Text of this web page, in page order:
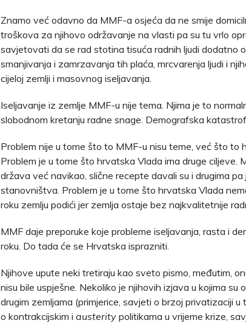
Znamo već odavno da MMF-a osjeća da ne smije
troškova za njihovo održavanje na vlasti pa su tu vrlo
savjetovati da se rad stotina tisuća radnih ljudi dodatno
smanjivanja i zamrzavanja tih plaća, mrcvarenja ljudi i
cijeloj zemlji i masovnog iseljavanja.
Iseljavanje iz zemlje MMF-u nije tema. Njima je to
slobodnom kretanju radne snage. Demografska
Problem nije u tome što to MMF-u nisu teme, već što to
Problem je u tome što hrvatska Vlada ima druge ciljeve.
država već navikao, slične recepte davali su i drugima
stanovništva. Problem je u tome što hrvatska Vlada
roku zemlju podići jer zemlja ostaje bez najkvalitetnije
MMF daje preporuke koje probleme iseljavanja, rasta i
roku. Do tada će se Hrvatska isprazniti.
Njihove upute neki tretiraju kao sveto pismo, međutim,
nisu bile uspješne. Nekoliko je njihovih izjava u kojima su
drugim zemljama (primjerice, savjeti o brzoj privatizaciji
o kontrakcijskim i austerity politikama u vrijeme krize,